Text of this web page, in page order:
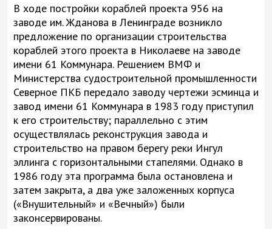
В ходе постройки кораблей проекта 956 на
заводе им. Жданова в Ленинграде возникло
предложение по организации строительства
кораблей этого проекта в Николаеве на заводе
имени 61 Коммунара. Решением ВМФ и
Министерства судостроительной промышленности
Северное ПКБ передало заводу чертежи эсминца и
завод имени 61 Коммунара в 1983 году приступил
к его строительству; параллельно с этим
осуществлялась реконструкция завода и
строительство на правом берегу реки Ингул
эллинга с горизонтальными стапелями. Однако в
1986 году эта программа была остановлена и
затем закрыта, а два уже заложенных корпуса
(«Внушительный» и «Вечный») были
законсервированы.